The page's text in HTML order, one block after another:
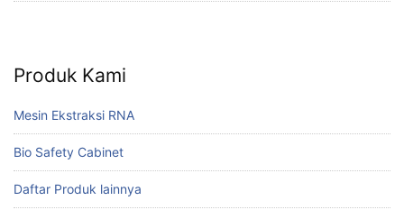
Produk Kami
Mesin Ekstraksi RNA
Bio Safety Cabinet
Daftar Produk lainnya